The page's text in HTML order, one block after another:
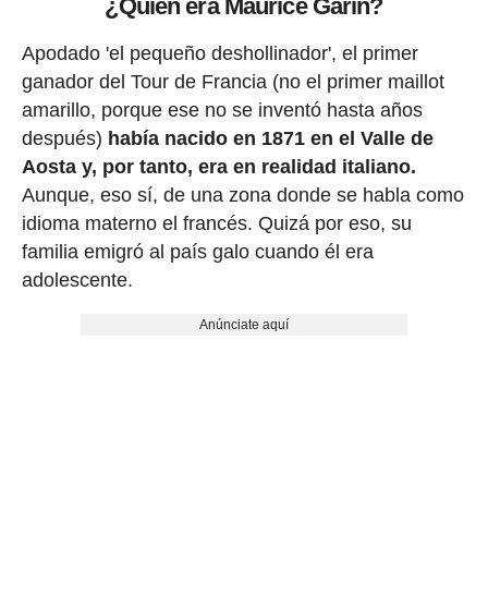
¿Quién era Maurice Garin?
Apodado 'el pequeño deshollinador', el primer
ganador del Tour de Francia (no el primer maillot
amarillo, porque ese no se inventó hasta años
después) había nacido en 1871 en el Valle de
Aosta y, por tanto, era en realidad italiano.
Aunque, eso sí, de una zona donde se habla como
idioma materno el francés. Quizá por eso, su
familia emigró al país galo cuando él era
adolescente.
Anúnciate aquí